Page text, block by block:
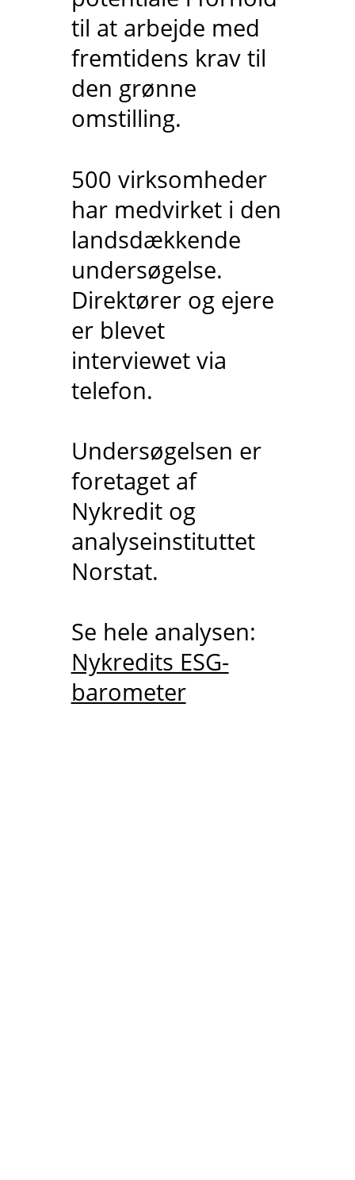
til at arbejde med
fremtidens krav til
den grønne
omstilling.
500 virksomheder
har medvirket i den
landsdækkende
undersøgelse.
Direktører og ejere
er blevet
interviewet via
telefon.
Undersøgelsen er
foretaget af
Nykredit og
analyseinstituttet
Norstat.
Se hele analysen:
Nykredits ESG-
barometer